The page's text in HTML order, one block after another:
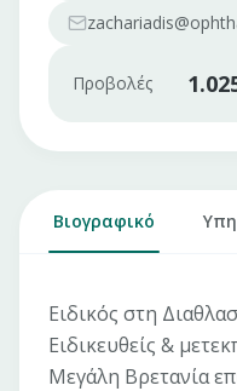
Προβολές
Βιογραφικό
Ειδικός στη
Ειδικευθείς &
Μεγάλη Βρετανία